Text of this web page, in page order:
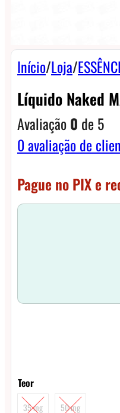
Início/Loja/
Líquido Naked
Avaliação0 de 5
0avaliação de
Pague no PIX e
Teor
35 mg 50 mg